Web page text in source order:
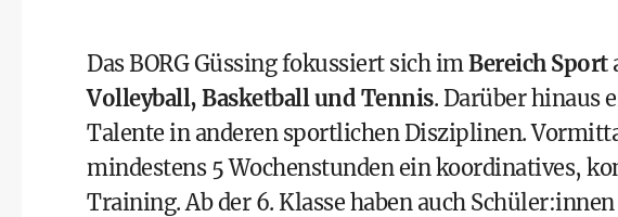
Das BORG Güssing fokussiert sich imBereich Sport
Volleyball, Basketball und Tennis. Darüber hinaus
Talente in anderen sportlichen Disziplinen.
mindestens 5 Wochenstunden ein koordinatives,
Training. Ab der 6. Klasse haben auch